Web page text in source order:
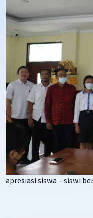
apresiasi siswa – siswi